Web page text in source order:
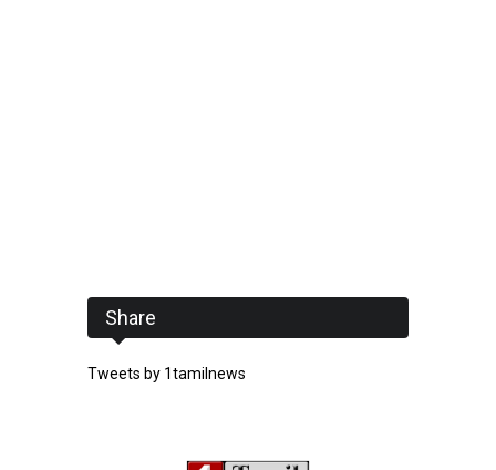
Share
Tweets by 1tamilnews